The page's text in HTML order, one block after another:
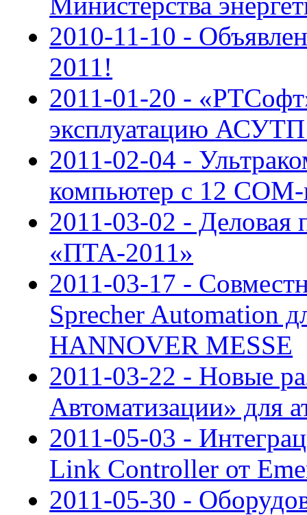
2010-11-10 -
2011!
2011-01-20 -
эксплуатацию
2011-02-04 -
компьютер с 12
2011-03-02 - Деловая
«ПТА-2011»
2011-03-17 -
Sprecher Automation
HANNOVER MESSE
2011-03-22 - Новые
Автоматизации» для
2011-05-03 -
Link Controller от
2011-05-30 -